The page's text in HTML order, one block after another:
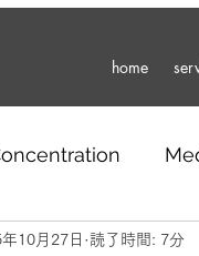
home
Russia Work
10月27日 読了時間: 7分